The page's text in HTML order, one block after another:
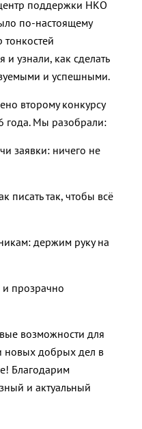
поддержки НКО
по-настоящему
узнали, как сделать
и успешными.
второму конкурсу
года. Мы разобрали:
заявки: ничего не
писать так, чтобы всё
держим руку на
и прозрачно
возможности для
новых добрых дел в
Благодарим
и актуальный